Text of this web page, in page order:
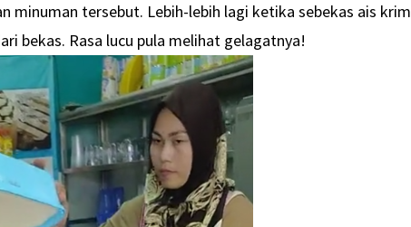
minuman tersebut. Lebih-lebih lagi ketika sebekas ais krim
bekas. Rasa lucu pula melihat gelagatnya!